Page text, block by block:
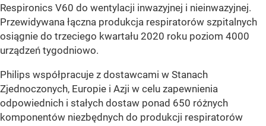
Respironics V60 do wentylacji inwazyjnej i nieinwazyjnej.
Przewidywana łączna produkcja respiratorów szpitalnych
osiągnie do trzeciego kwartału 2020 roku poziom 4000
urządzeń tygodniowo.
Philips współpracuje z dostawcami w Stanach
Zjednoczonych, Europie i Azji w celu zapewnienia
odpowiednich i stałych dostaw ponad 650 różnych
komponentów niezbędnych do produkcji respiratorów